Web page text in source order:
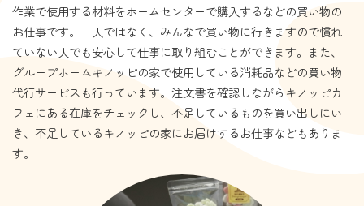
作業で使用する材料をホームセンターで購入するなどの買い物の
お仕事です。一人ではなく、みんなで買い物に行きますので慣れ
ていない人でも安心して仕事に取り組むことができます。また、
グループホームキノッピの家で使用している消耗品などの買い物
代行サービスも行っています。注文書を確認しながらキノッピカ
フェにある在庫をチェックし、不足しているものを買い出しにい
き、不足しているキノッピの家にお届けするお仕事などもありま
す。